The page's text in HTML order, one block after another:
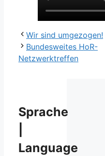
Wir sind umgezogen!
Bundesweites HoR-
Netzwerktreffen
Sprache
Language